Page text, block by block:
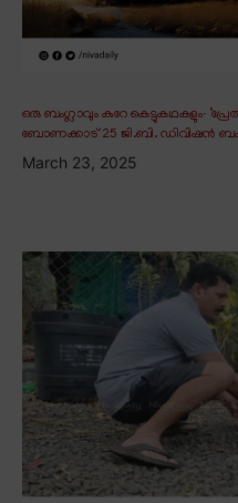
ഒരു ബംഗ്ലാവും കുറേ കെട്ടുകഥകളും∙
ബോണക്കാട് 25 ജി.ബി. ഡിവിഷൻ
March 23, 2025